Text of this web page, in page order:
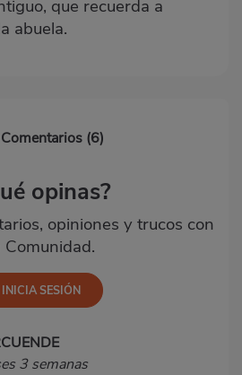
que recuerda a
abuela.
Comentarios (6)
opinas?
opiniones y trucos con
Comunidad.
3 semanas